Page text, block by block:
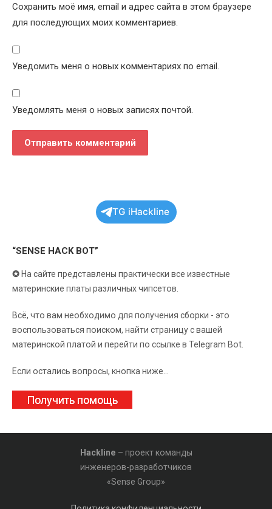
Сохранить моё имя, email и адрес сайта в этом браузере
для последующих моих комментариев.
Уведомить меня о новых комментариях по email.
Уведомлять меня о новых записях почтой.
TG iHackline
“SENSE HACK BOT”
✪ На сайте представлены практически все известные
материнские платы различных чипсетов.
Всё, что вам необходимо для получения сборки - это
воспользоваться поиском, найти страницу с вашей
материнской платой и перейти по ссылке в Telegram Bot.
Если остались вопросы, кнопка ниже...
Получить помощь
Hackline – проект команды
инженеров-разработчиков
«Sense Group»